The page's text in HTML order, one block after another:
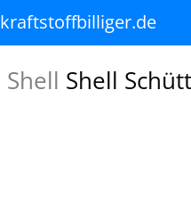
kraftstoffbilliger.de
Shell Shell